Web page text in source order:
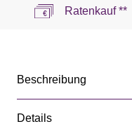
Ratenkauf **
Beschreibung
Details